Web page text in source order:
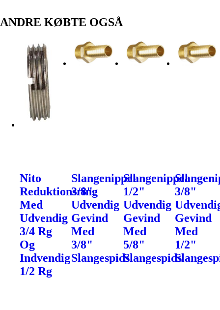
ANDRE KØBTE OGSÅ
Nito
Reduktionsring
Med
Udvendig
3/4 Rg
Og
Indvendig
1/2 Rg
Slangenippel
3/8"
Udvendig
Gevind
Med
3/8"
Slangespids
Slangenippel
1/2"
Udvendig
Gevind
Med
5/8"
Slangespids
3/8"
Gevind
Med
1/2"